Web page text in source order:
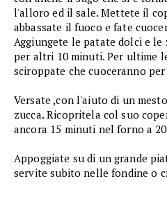
l'alloro ed il sale. Mettete il
abbassate il fuoco e fate
Aggiungete le patate dolci e le
per altri 10 minuti. Per ultime
sciroppate che cuoceranno
Versate ,con l'aiuto di un
zucca. Ricopritela col suo
ancora 15 minuti nel forno a
Appoggiate su di un grande
servite subito nelle fondine o